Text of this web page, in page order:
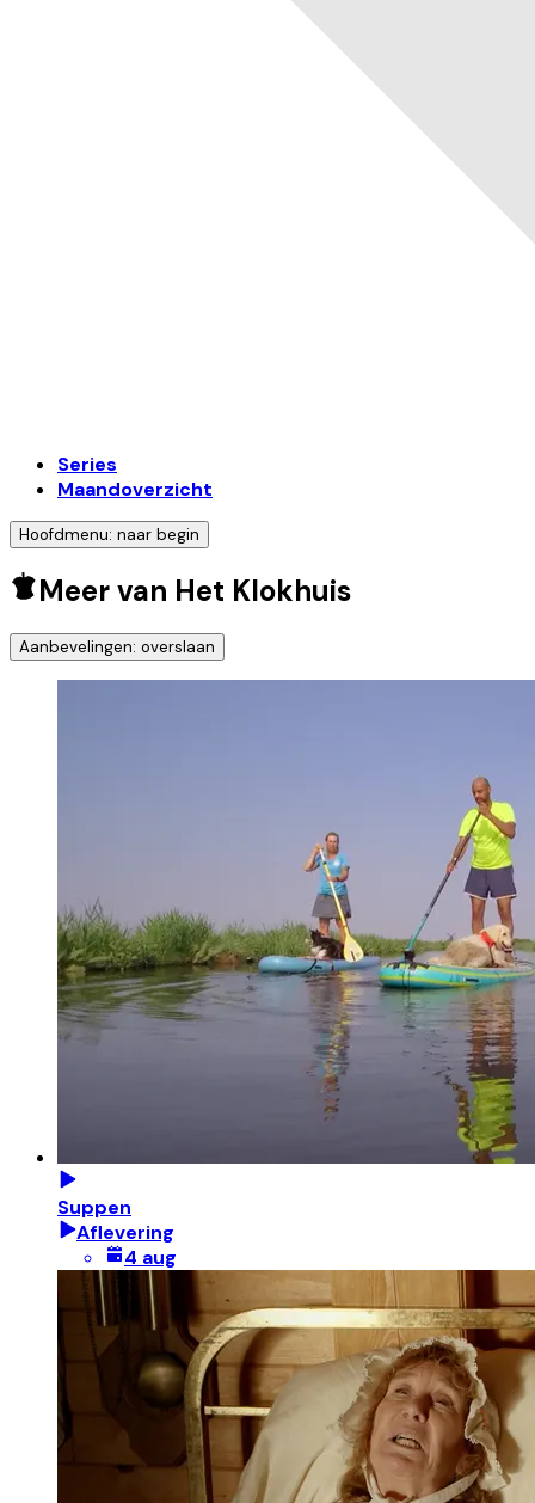
Series
Maandoverzicht
Hoofdmenu: naar begin
Meer van Het Klokhuis
Aanbevelingen: overslaan
Suppen
Aflevering
4 aug